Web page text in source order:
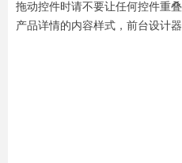
拖动控件时请不要让任何控件重
产品详情的内容样式，前台设计器